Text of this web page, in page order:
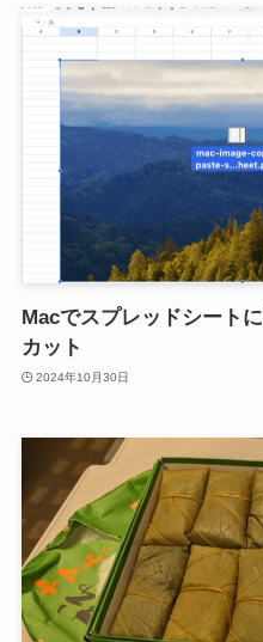
Macでスプレッドシート
カット
2024年10月30日